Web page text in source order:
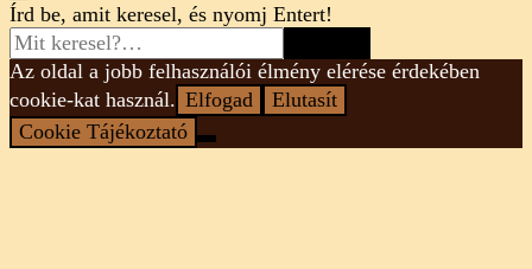
Looking
for
Something?
Írd be, amit keresel, és nyomj Entert!
Az oldal a jobb felhasználói élmény elérése érdekében
cookie-kat használ. Elfogad
Elutasít
Cookie Tájékoztató